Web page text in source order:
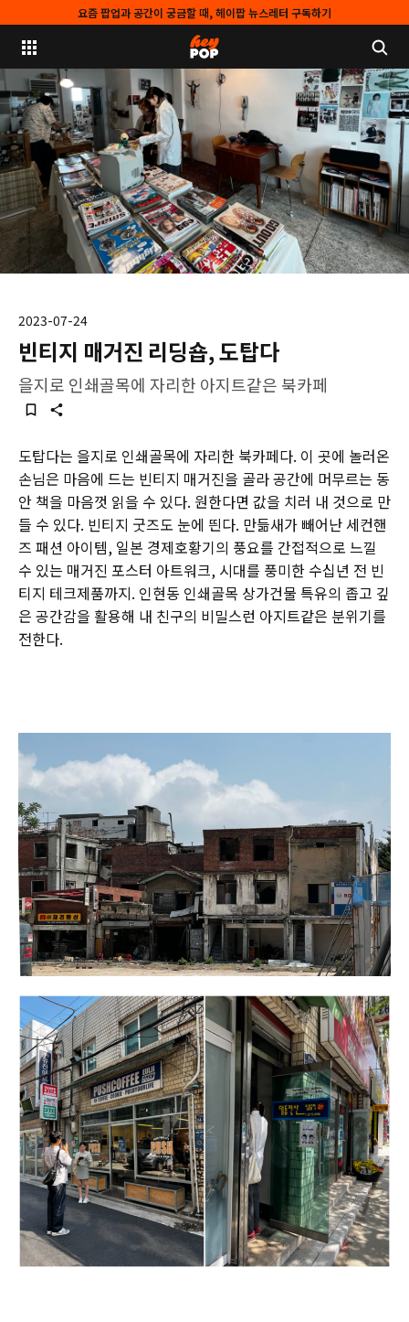
요즘 팝업과 공간이 궁금할 때, 헤이팝 뉴스레터 구독하기
2023-07-24
빈티지 매거진 리딩숍, 도탑다
을지로 인쇄골목에 자리한 아지트같은 북카페
도탑다는 을지로 인쇄골목에 자리한 북카페다. 이 곳에 놀러온
손님은 마음에 드는 빈티지 매거진을 골라 공간에 머무르는 동
안 책을 마음껏 읽을 수 있다. 원한다면 값을 치러 내 것으로 만
들 수 있다. 빈티지 굿즈도 눈에 띈다. 만듦새가 빼어난 세컨핸
즈 패션 아이템, 일본 경제호황기의 풍요를 간접적으로 느낄
수 있는 매거진 포스터 아트워크, 시대를 풍미한 수십년 전 빈
티지 테크제품까지. 인현동 인쇄골목 상가건물 특유의 좁고 깊
은 공간감을 활용해 내 친구의 비밀스런 아지트같은 분위기를
전한다.